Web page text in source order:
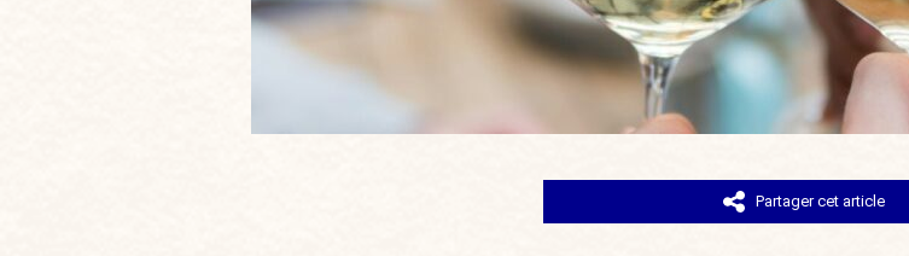
Partager cet article